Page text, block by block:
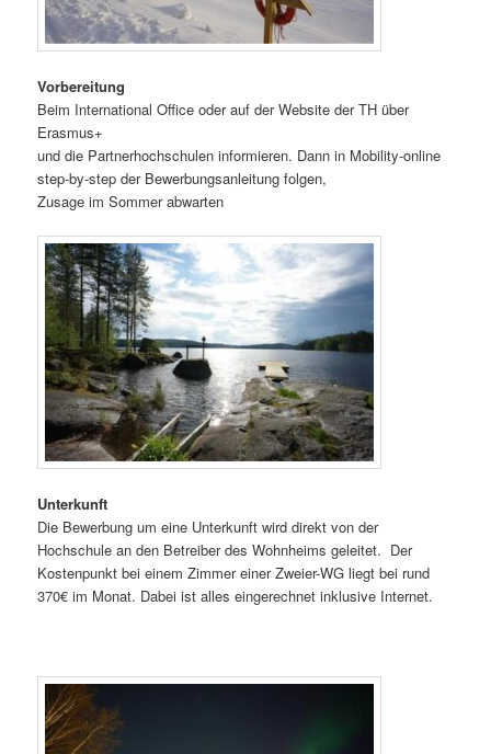
Vorbereitung
Beim International Office oder auf der Website der TH über
Erasmus+
und die Partnerhochschulen informieren. Dann in Mobility-online
step-by-step der Bewerbungsanleitung folgen,
Zusage im Sommer abwarten
Unterkunft
Die Bewerbung um eine Unterkunft wird direkt von der
Hochschule an den Betreiber des Wohnheims geleitet. Der
Kostenpunkt bei einem Zimmer einer Zweier-WG liegt bei rund
370€ im Monat. Dabei ist alles eingerechnet inklusive Internet.